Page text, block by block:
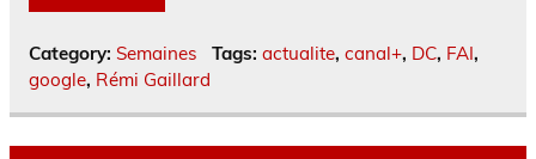
Category: Semaines Tags: actualite, canal+, DC, FAI,
google, Rémi Gaillard